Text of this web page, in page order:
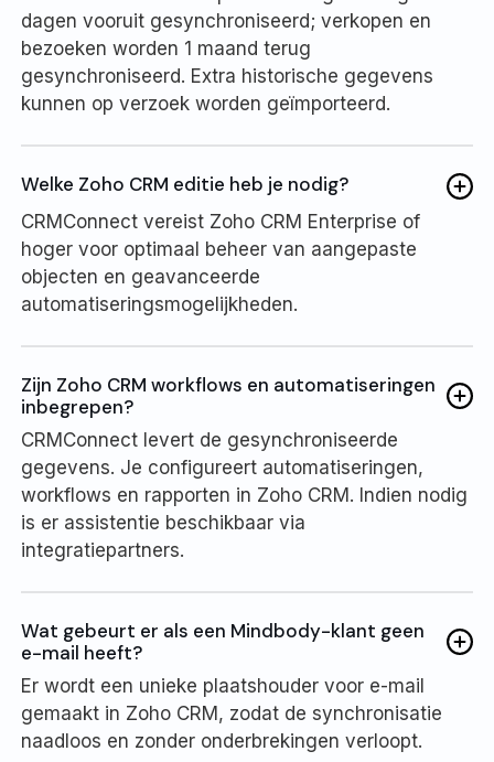
dagen vooruit gesynchroniseerd; verkopen en
bezoeken worden 1 maand terug
gesynchroniseerd. Extra historische gegevens
kunnen op verzoek worden geïmporteerd.
Welke Zoho CRM editie heb je nodig?
CRMConnect vereist Zoho CRM Enterprise of
hoger voor optimaal beheer van aangepaste
objecten en geavanceerde
automatiseringsmogelijkheden.
Zijn Zoho CRM workflows en automatiseringen
inbegrepen?
CRMConnect levert de gesynchroniseerde
gegevens. Je configureert automatiseringen,
workflows en rapporten in Zoho CRM. Indien nodig
is er assistentie beschikbaar via
integratiepartners.
Wat gebeurt er als een Mindbody-klant geen
e-mail heeft?
Er wordt een unieke plaatshouder voor e-mail
gemaakt in Zoho CRM, zodat de synchronisatie
naadloos en zonder onderbrekingen verloopt.